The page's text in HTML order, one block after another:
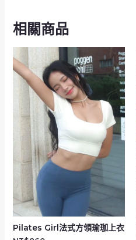
相關商品
Pilates Girl法式方領瑜珈上衣